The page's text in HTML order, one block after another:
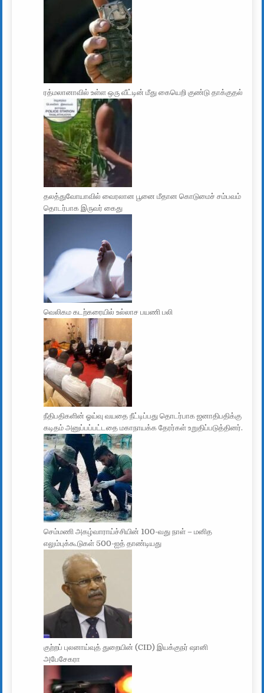
ரத்மலானாவில் உள்ள ஒரு வீட்டின் மீது கையெறி குண்டு தாக்குதல்
தலத்துவோயாவில் வைரலான பூனை மீதான கொடுமைச் சம்பவம்
தொடர்பாக இருவர் கைது
வெலிகம கடற்கரையில் உல்லாச பயணி பலி
நீதிபதிகளின் ஓய்வு வயதை நீட்டிப்பது தொடர்பாக ஜனாதிபதிக்கு
கடிதம் அனுப்பப்பட்டதை மகாநாயக்க தேரர்கள் உறுதிப்படுத்தினர்.
செம்மணி அகழ்வாராய்ச்சியின் 100-வது நாள் – மனித
எலும்புக்கூடுகள் 500-ஐத் தாண்டியது
குற்றப் புலனாய்வுத் துறையின் (CID) இயக்குநர் ஷானி
அபேசேகரா